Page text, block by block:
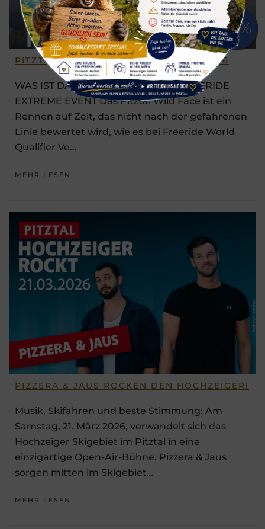
PITZTAL WILD FACE 06. – 08. MÄRZ 2026
WAS IST DAS PITZTAL WILD FACE FREERIDE
EXTREME EVENT Das Pitztal Wild Face ist ein
Rennen auf Zeit, das nicht nach der gefahrenen
Linie bewertet wird, wie es bei Freeride World
Qualifier Ve…
MEHR LESEN
PIZZERA & JAUS ROCKEN DEN HOCHZEIGER!
Musik, Skifahren und beste Stimmung: Am
Samstag, 21. März 2026, verwandelt sich das
Hochzeiger Skigebiet im Pitztal in eine
einzigartige Open-Air-Bühne. Pizzera & Jaus
sorgen mitten im Skigebiet…
MEHR LESEN